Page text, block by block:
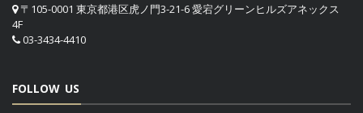
〒105-0001 東京都港区虎ノ門3-21-6 愛宕グリーンヒルズアネックス
4F
03-3434-4410
FOLLOW US